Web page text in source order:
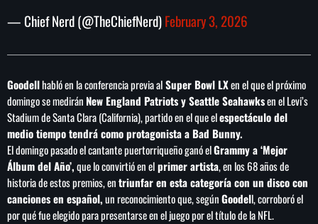
— Chief Nerd (@TheChiefNerd)February 3, 2026
Goodellhabló en la conferencia previa alSuper Bowl LXen el que el próximo
domingo se medirán New England Patriots y Seattle Seahawksen el Levi’s
Stadium de Santa Clara (California), partido en el que elespectáculo del
medio tiempo tendrá como protagonista a Bad Bunny.
El domingo pasado el cantante puertorriqueño ganó elGrammy a ‘Mejor
Álbum del Año’,que lo convirtió en elprimer artista, en los 68 años de
historia de estos premios, entriunfar en esta categoría con un disco con
canciones en español,un reconocimiento que, segúnGoodell, corroboró el
por qué fue elegido para presentarse en el juego por el título de la NFL.